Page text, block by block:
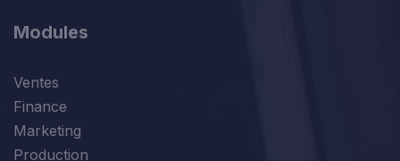
Modules
Ventes
Finance
Marketing
Production